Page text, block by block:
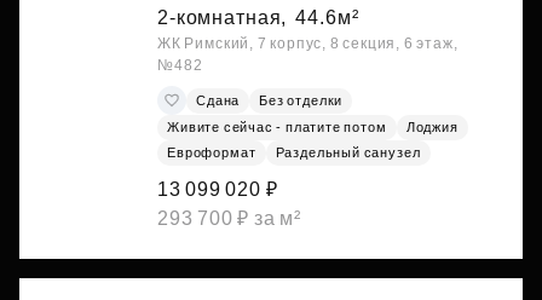
2-комнатная, 44.6м²
ЖК Римский, 7 корпус, 8 секция, 6 этаж,
№482
Сдана
Без отделки
Живите сейчас - платите потом
Лоджия
Евроформат
Раздельный санузел
13 099 020 ₽
293 700 ₽ за м²